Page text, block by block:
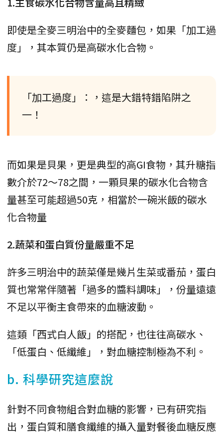
即使是全麥三明治中的全麥麵包，如果「加工過
度」，其本質仍是高碳水化合物。
「加工過度」：，這是大錯特錯陷阱之
一！
而如果是貝果，更是典型的高GI食物，其升糖指
數介於72～78之間，一顆貝果的碳水化合物含
量甚至可能超過50克，相當於一碗米飯的碳水
化合物量
2.蔬菜和蛋白質份量嚴重不足
許多三明治中的蔬菜僅是幾片生菜或番茄，蛋白
質也常常伴隨著「過多的醬料調味」，份量遠遠
不足以平衡主食帶來的血糖波動。
這類「西式白人飯」的搭配，也往往高碳水、
「低蛋白、低纖維」，對血糖控制極為不利。
b. 科學研究這麼說
針對不同食物組合對血糖的影響，已有研究指
出，蛋白質和膳食纖維的攝入量對餐後血糖反應